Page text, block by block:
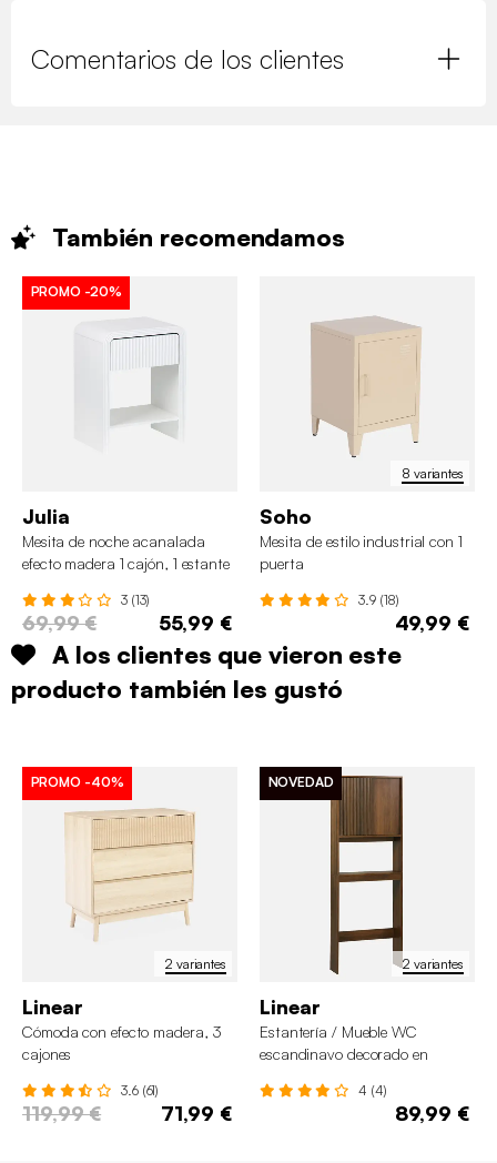
Comentarios de los clientes
También recomendamos
PROMO -20%
Julia
Mesita de noche acanalada
efecto madera 1 cajón, 1 estante
3 (13)
69,99 € 55,99 €
8 variantes
Soho
Mesita de estilo industrial con 1
puerta
3.9 (18)
49,99 €
A los clientes que vieron este
producto también les gustó
2 variantes
PROMO -40%
Linear
Cómoda con efecto madera, 3
cajones
3.6 (61)
119,99 € 71,99 €
2 variantes
NOVEDAD
Linear
Estantería / Mueble WC
escandinavo decorado en
4 (4)
89,99 €